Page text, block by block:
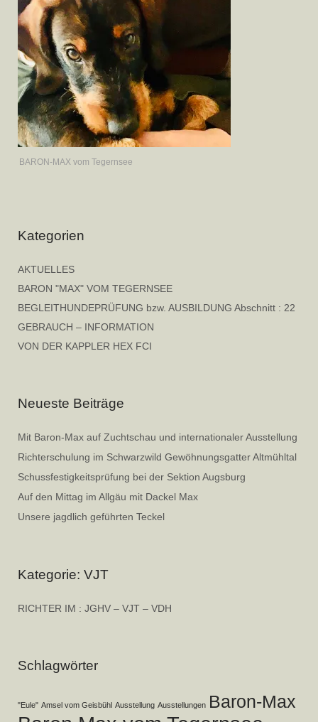
BARON-MAX vom Tegernsee
Kategorien
AKTUELLES
BARON "MAX" VOM TEGERNSEE
BEGLEITHUNDEPRÜFUNG bzw. AUSBILDUNG Abschnitt : 22
GEBRAUCH – INFORMATION
VON DER KAPPLER HEX FCI
Neueste Beiträge
Mit Baron-Max auf Zuchtschau und internationaler Ausstellung
Richterschulung im Schwarzwild Gewöhnungsgatter Altmühltal
Schussfestigkeitsprüfung bei der Sektion Augsburg
Auf den Mittag im Allgäu mit Dackel Max
Unsere jagdlich geführten Teckel
Kategorie: VJT
RICHTER IM : JGHV – VJT – VDH
Schlagwörter
"Eule" Amsel vom Geisbühl Ausstellung Ausstellungen Baron-Max